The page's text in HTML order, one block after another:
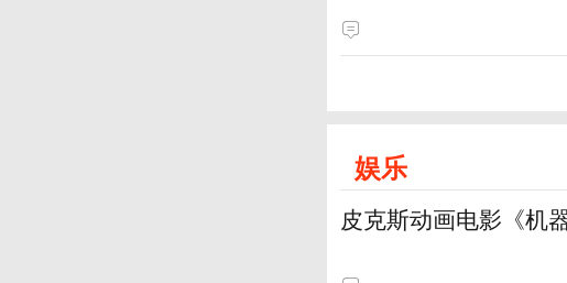
娱乐
皮克斯动画电影《机